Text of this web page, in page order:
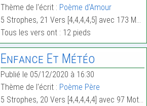
Thème de l'écrit : Poème d'Amour
5 Strophes, 21 Vers [4,4,4,4,5] avec 173 Mots.
Tous les vers ont : 12 pieds
Enfance Et Météo
Publié le 05/12/2020 à 16:30
Thème de l'écrit : Poème Père
5 Strophes, 20 Vers [4,4,4,4,4] avec 97 Mots.